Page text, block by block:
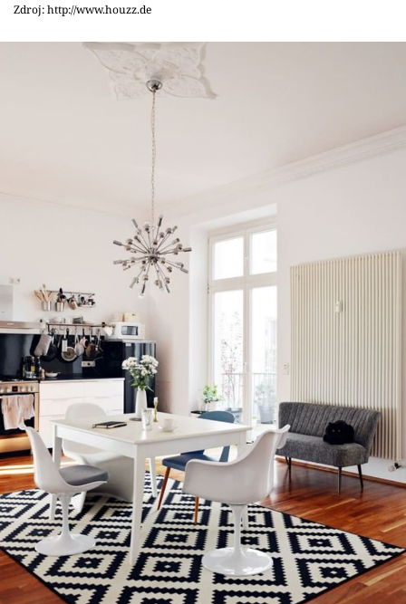
Přihlášení
Zdroj: http://www.houzz.de